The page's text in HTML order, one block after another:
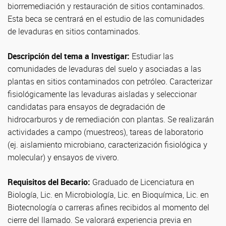
biorremediación y restauración de sitios contaminados.
Esta beca se centrará en el estudio de las comunidades
de levaduras en sitios contaminados.
Descripción del tema a Investigar: Estudiar las
comunidades de levaduras del suelo y asociadas a las
plantas en sitios contaminados con petróleo. Caracterizar
fisiológicamente las levaduras aisladas y seleccionar
candidatas para ensayos de degradación de
hidrocarburos y de remediación con plantas. Se realizarán
actividades a campo (muestreos), tareas de laboratorio
(ej. aislamiento microbiano, caracterización fisiológica y
molecular) y ensayos de vivero.
Requisitos del Becario: Graduado de Licenciatura en
Biología, Lic. en Microbiología, Lic. en Bioquímica, Lic. en
Biotecnología o carreras afines recibidos al momento del
cierre del llamado. Se valorará experiencia previa en